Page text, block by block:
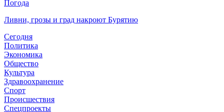
Погода
Ливни, грозы и град накроют Бурятию
Сегодня
Политика
Экономика
Общество
Культура
Здравоохранение
Спорт
Происшествия
Спецпроекты